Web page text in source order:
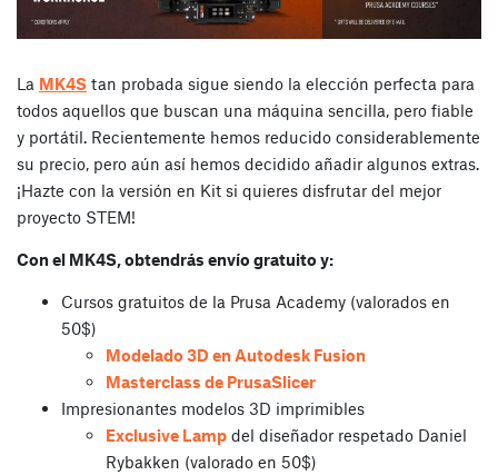
La MK4S tan probada sigue siendo la elección perfecta para
todos aquellos que buscan una máquina sencilla, pero fiable
y portátil. Recientemente hemos reducido considerablemente
su precio, pero aún así hemos decidido añadir algunos extras.
¡Hazte con la versión en Kit si quieres disfrutar del mejor
proyecto STEM!
Con el MK4S, obtendrás envío gratuito y:
Cursos gratuitos de la Prusa Academy (valorados en
50$)
Modelado 3D en Autodesk Fusion
Masterclass de PrusaSlicer
Impresionantes modelos 3D imprimibles
Exclusive Lamp del diseñador respetado Daniel
Rybakken (valorado en 50$)